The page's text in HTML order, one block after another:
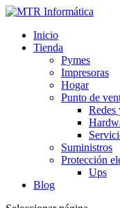
Inicio
Tienda
Pymes
Impresoras
Hogar
Punto de
Redes
Suministros
Protección
Ups
Blog